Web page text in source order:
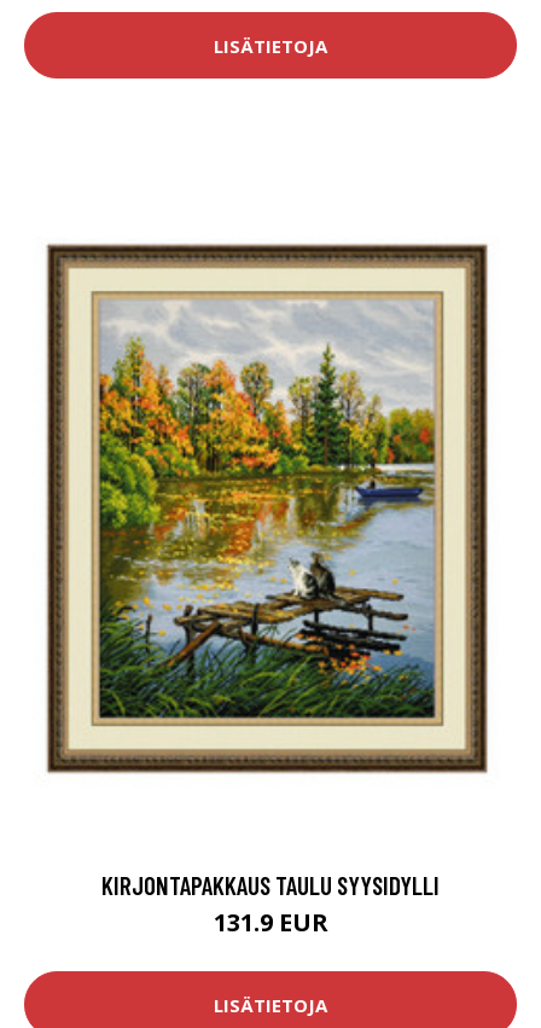
LISÄTIETOJA
KIRJONTAPAKKAUS TAULU SYYSIDYLLI
131.9 EUR
LISÄTIETOJA